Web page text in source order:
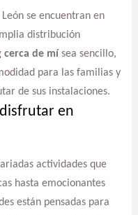
se encuentran en
distribución
cerca de mísea sencillo,
para las familias y
de sus instalaciones.
en
actividades que
hasta emocionantes
están pensadas para